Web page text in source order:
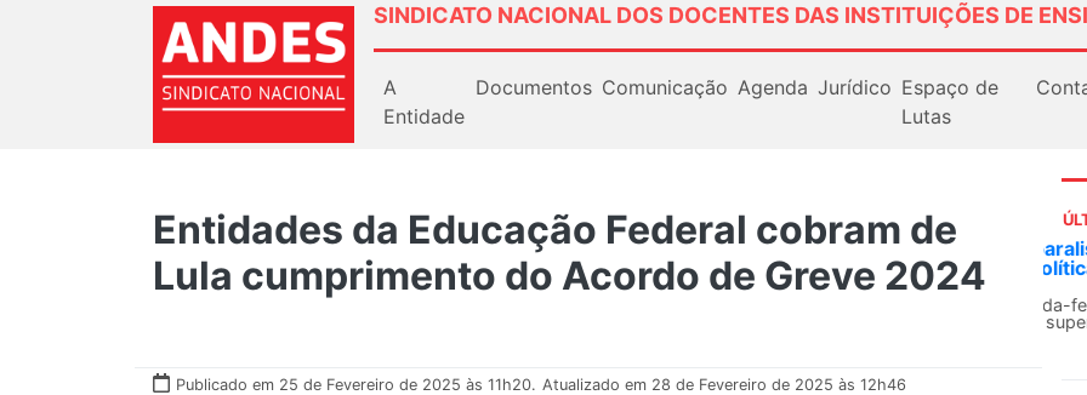
SINDICATO NACIONAL DOS DOCENTES DAS INSTITUIÇÕES DE
A
Entidade
Documentos Comunicação Agenda Jurídico Espaço de
Lutas
Entidades da Educação Federal cobram de
Lula cumprimento do Acordo de Greve 2024
Publicado em 25 de Fevereiro de 2025 às 11h20. Atualizado em 28 de Fevereiro de 2025 às 12h46
O